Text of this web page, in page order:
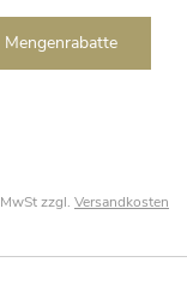
Mengenrabatte
zzgl. Versandkosten